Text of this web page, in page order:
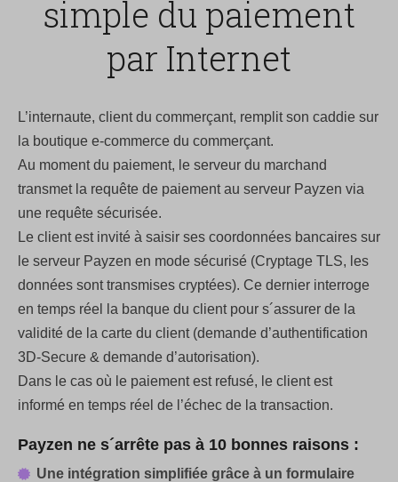
simple du paiement
par Internet
L’internaute, client du commerçant, remplit son caddie sur
la boutique e-commerce du commerçant.
Au moment du paiement, le serveur du marchand
transmet la requête de paiement au serveur Payzen via
une requête sécurisée.
Le client est invité à saisir ses coordonnées bancaires sur
le serveur Payzen en mode sécurisé (Cryptage TLS, les
données sont transmises cryptées). Ce dernier interroge
en temps réel la banque du client pour s´assurer de la
validité de la carte du client (demande d’authentification
3D-Secure & demande d’autorisation).
Dans le cas où le paiement est refusé, le client est
informé en temps réel de l’échec de la transaction.
Payzen ne s´arrête pas à 10 bonnes raisons :
Une intégration simplifiée grâce à un formulaire